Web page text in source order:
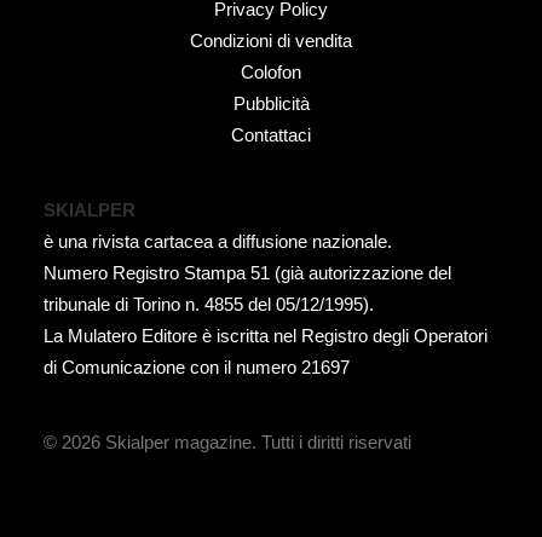
Privacy Policy
Condizioni di vendita
Colofon
Pubblicità
Contattaci
SKIALPER
è una rivista cartacea a diffusione nazionale.
Numero Registro Stampa 51 (già autorizzazione del
tribunale di Torino n. 4855 del 05/12/1995).
La Mulatero Editore è iscritta nel Registro degli Operatori
di Comunicazione con il numero 21697
© 2026 Skialper magazine. Tutti i diritti riservati